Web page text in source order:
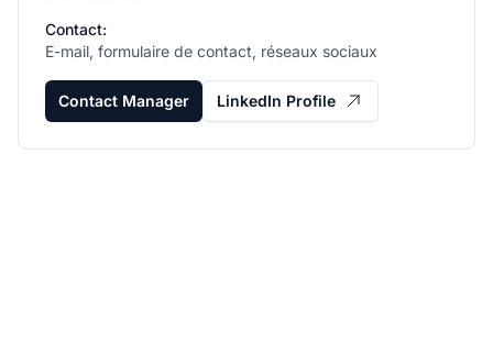
Contact:
E-mail, formulaire de contact, réseaux sociaux
Contact Manager LinkedIn Profile